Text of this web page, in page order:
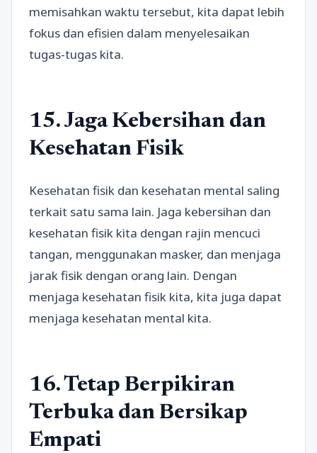
memisahkan waktu tersebut, kita dapat lebih
fokus dan efisien dalam menyelesaikan
tugas-tugas kita.
15. Jaga Kebersihan dan
Kesehatan Fisik
Kesehatan fisik dan kesehatan mental saling
terkait satu sama lain. Jaga kebersihan dan
kesehatan fisik kita dengan rajin mencuci
tangan, menggunakan masker, dan menjaga
jarak fisik dengan orang lain. Dengan
menjaga kesehatan fisik kita, kita juga dapat
menjaga kesehatan mental kita.
16. Tetap Berpikiran
Terbuka dan Bersikap
Empati